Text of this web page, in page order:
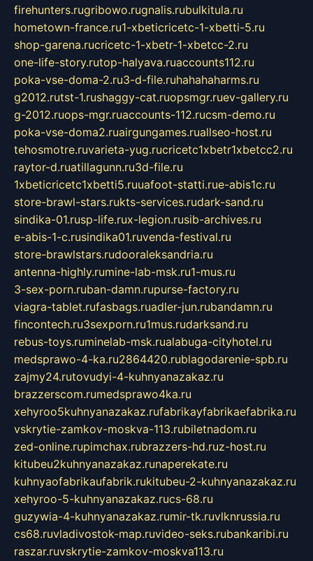
firehunters.rugribowo.rugnalis.rubulkitula.ru
hometown-france.ru1-xbeticricetc-1-xbetti-5.ru
shop-garena.rucricetc-1-xbetr-1-xbetcc-2.ru
one-life-story.rutop-halyava.ruaccounts112.ru
poka-vse-doma-2.ru3-d-file.ruhahahaharms.ru
g2012.rutst-1.rushaggy-cat.ruopsmgr.ruev-gallery.ru
g-2012.ruops-mgr.ruaccounts-112.rucsm-demo.ru
poka-vse-doma2.ruairgungames.ruallseo-host.ru
tehosmotre.ruvarieta-yug.rucricetc1xbetr1xbetcc2.ru
raytor-d.ruatillagunn.ru3d-file.ru
1xbeticricetc1xbetti5.ruuafoot-statti.rue-abis1c.ru
store-brawl-stars.rukts-services.rudark-sand.ru
sindika-01.rusp-life.rux-legion.rusib-archives.ru
e-abis-1-c.rusindika01.ruvenda-festival.ru
store-brawlstars.rudooraleksandria.ru
antenna-highly.rumine-lab-msk.ru1-mus.ru
3-sex-porn.ruban-damn.rupurse-factory.ru
viagra-tablet.rufasbags.ruadler-jun.rubandamn.ru
fincontech.ru3sexporn.ru1mus.rudarksand.ru
rebus-toys.ruminelab-msk.rualabuga-cityhotel.ru
medsprawo-4-ka.ru2864420.rublagodarenie-spb.ru
zajmy24.rutovudyi-4-kuhnyanazakaz.ru
brazzerscom.rumedsprawo4ka.ru
xehyroo5kuhnyanazakaz.rufabrikayfabrikaefabrika.ru
vskrytie-zamkov-moskva-113.rubiletnadom.ru
zed-online.rupimchax.rubrazzers-hd.ruz-host.ru
kitubeu2kuhnyanazakaz.runaperekate.ru
kuhnyaofabrikaufabrik.rukitubeu-2-kuhnyanazakaz.ru
xehyroo-5-kuhnyanazakaz.rucs-68.ru
guzywia-4-kuhnyanazakaz.rumir-tk.ruvlknrussia.ru
cs68.ruvladivostok-map.ruvideo-seks.rubankaribi.ru
raszar.ruvskrytie-zamkov-moskva113.ru